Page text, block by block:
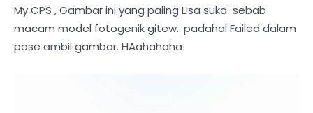
My CPS , Gambar ini yang paling Lisa suka sebab
macam model fotogenik gitew.. padahal Failed dalam
pose ambil gambar. HAahahaha